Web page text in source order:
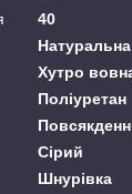
40
Хутро
Поліуретан
Сірий
Шнурівка